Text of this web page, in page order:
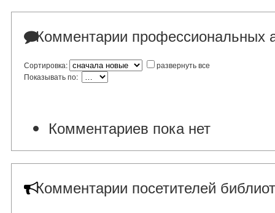
Комментарии профессиональных
Сортировка:
развернуть все
Показывать по:
Комментариев пока нет
Комментарии посетителей